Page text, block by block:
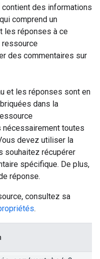
contient des informations
comprend un
les réponses à ce
ressource
des commentaires sur
et les réponses sont en
dans la
nécessairement toutes
devez utiliser la
souhaitez récupérer
spécifique. De plus,
réponse.
consultez sa
.